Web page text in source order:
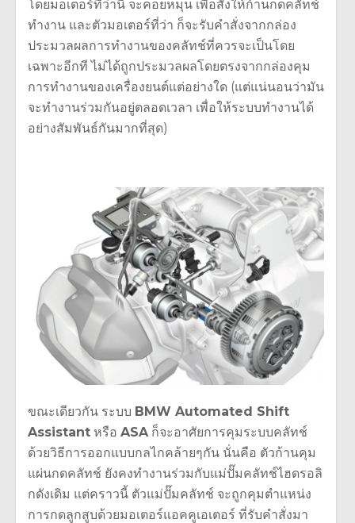
โดยมอเตอร์ที่ว่านี้ จะคอยหมุน เพื่อสั่งให้ก้านกดคลัทช์
ทำงาน และตัวมอเตอร์ที่ว่า ก็จะรับคำสั่งจากกล่อง
ประมวลผลการทำงานของคลัทช์ที่ควรจะเป็นโดย
เฉพาะอีกที ไม่ได้ถูกประมวลผลโดยตรงจากกล่องคุม
การทำงานของเครื่องยนต์แต่อย่างใด (แต่แน่นอนว่ามัน
จะทำงานร่วมกันอยู่ตลอดเวลา เพื่อให้ระบบทำงานได้
อย่างสัมพันธ์กันมากที่สุด)
ขณะเดียวกัน ระบบ BMW Automated Shift
Assistant หรือ ASAก็จะอาศัยการคุมระบบคลัทช์
ด้วยวิธีการออกแบบกลไกคล้ายๆกัน นั่นคือ ตัวก้านคุม
แผ่นกดคลัทช์ ยังคงทำงานร่วมกับแม่ปั๊มคลัทช์ไฮดรอลิ
กดังเดิม แต่คราวนี้ ตัวแม่ปั๊มคลัทช์ จะถูกคุมตำแหน่ง
การกดลูกสูบด้วยมอเตอร์แอคคูเอเตอร์ ที่รับคำสั่งมา